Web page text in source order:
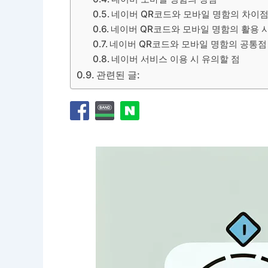
네이버 QR코드와 모바일 명함의 차이
네이버 QR코드와 모바일 명함의 활용
네이버 QR코드와 모바일 명함의 공통점
네이버 서비스 이용 시 유의할 점
관련된 글: